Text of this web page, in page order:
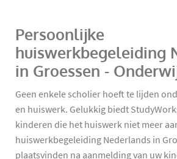
Persoonlijke
huiswerkbegeleiding
in Groessen -
Geen enkele scholier hoeft te lijden
en huiswerk. Gelukkig biedt
kinderen die het huiswerk niet meer
huiswerkbegeleiding Nederlands in
plaatsvinden na aanmelding van uw